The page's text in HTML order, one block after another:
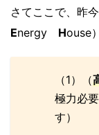
さてここで、昨
Energy House
（1）（
極力必
す）